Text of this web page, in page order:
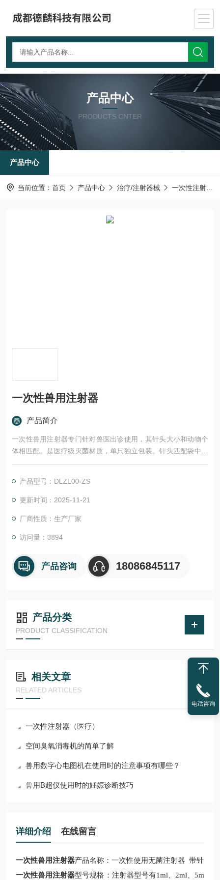
产品中心
PRODUCTS CNTER
产品中心
当前位置： 首页 产品中心 治疗/注射器械 一次性注射器
一次性兽用注射器
产品简介
一次性兽用注射器专门针对兽医出诊使用，其针头大小和动物个
体相匹配。是医疗级灭菌材质，单只独立包装。针头匹配袋中，
并未预先装在前端，不易折断，方便携带
产品型号：DLZL00-ZS
更新时间：2025-11-21
厂商性质：生产厂家
访问量：3894
产品咨询 18086845117
产品分类
PRODUCT CLASSIFICATION
相关文章
RELATED ARTICLES
一次性注射器（医疗）
空间臭氧消毒机的简单了解
兽用数字心电图机在使用时的注意事项有哪些？
兽用B超仪使用时的妊娠诊断技巧
详细介绍 在线留言
一次性兽用注射器产品名称：一次性使用无菌注射器 带针
一次性兽用注射器型号规格：注射器型号有1ml、2ml、5m
电话咨询